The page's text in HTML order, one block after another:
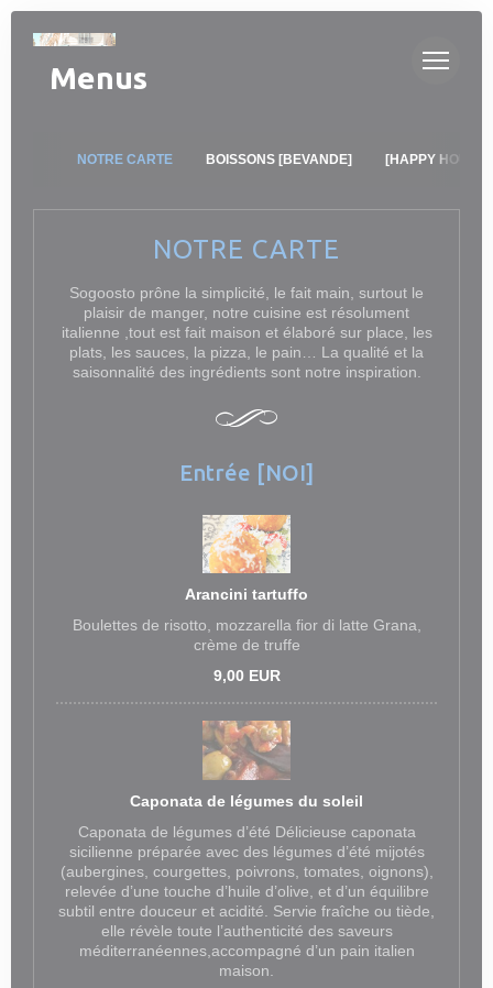
Painel de Gerenciamento de Cookies
Menus
NOTRE CARTE
Sogoosto prône la simplicité, le fait main, surtout le
plaisir de manger, notre cuisine est résolument
italienne ,tout est fait maison et élaboré sur place, les
plats, les sauces, la pizza, le pain… La qualité et la
saisonnalité des ingrédients sont notre inspiration.
Entrée [NOI]
Arancini tartuffo
Boulettes de risotto, mozzarella fior di latte Grana,
crème de truffe
9,00 EUR
Caponata de légumes du soleil
Caponata de légumes d’été Délicieuse caponata
sicilienne préparée avec des légumes d’été mijotés
(aubergines, courgettes, poivrons, tomates, oignons),
relevée d’une touche d’huile d’olive, et d’un équilibre
subtil entre douceur et acidité. Servie fraîche ou tiède,
elle révèle toute l’authenticité des saveurs
méditerranéennes,accompagné d’un pain italien
maison.
NOTRE CARTE BOISSONS [BEVANDE] [HAPPY HOUR ]